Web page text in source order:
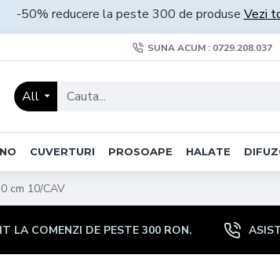
-50% reducere la peste 300 de produse Vezi
SUNA ACUM : 0729.208.037
All
CUVERTURI PROSOAPE HALATE
cm 10/CAV
LA COMENZI DE PESTE 300 RON.